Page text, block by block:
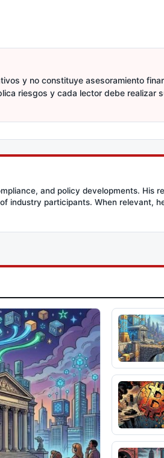
y no constituye asesoramiento
riesgos y cada lector debe realizar
and policy developments. His
industry participants. When relevant,